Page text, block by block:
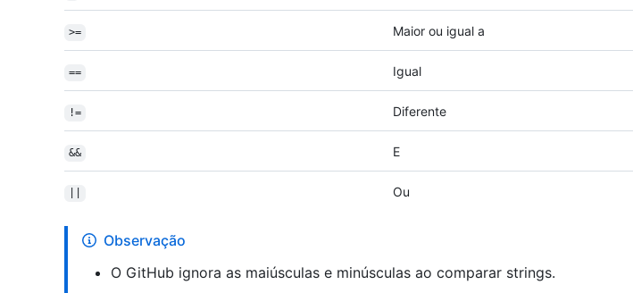
>= Maior ou igual a
== Igual
!= Diferente
&& E
Ou
Observação
O GitHub ignora as maiúsculas e minúsculas ao comparar strings.